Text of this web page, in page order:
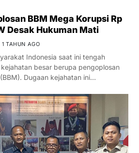
BBM Mega Korupsi Rp
Desak Hukuman Mati
1 TAHUN AGO
Indonesia saat ini tengah
besar berupa pengoplosan
Dugaan kejahatan ini…